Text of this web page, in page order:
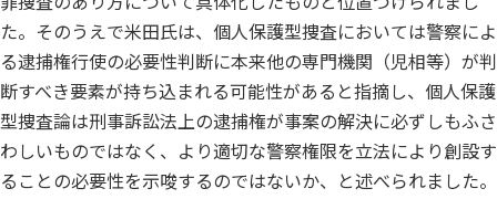
た。そのうえで米田氏は、個人保護型捜査においては警察によ
る逮捕権行使の必要性判断に本来他の専門機関（児相等）が判
断すべき要素が持ち込まれる可能性があると指摘し、個人保護
型捜査論は刑事訴訟法上の逮捕権が事案の解決に必ずしもふさ
わしいものではなく、より適切な警察権限を立法により創設す
ることの必要性を示唆するのではないか、と述べられました。